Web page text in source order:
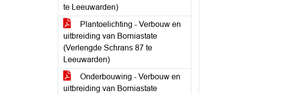
te Leeuwarden)
Plantoelichting - Verbouw en
uitbreiding van Borniastate
(Verlengde Schrans 87 te
Leeuwarden)
Onderbouwing - Verbouw en
uitbreiding van Borniastate